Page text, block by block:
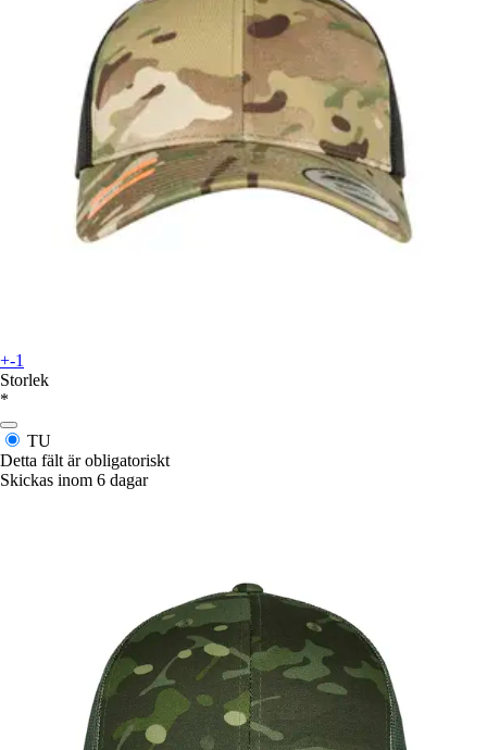
+-1
Storlek
*
TU
Detta fält är obligatoriskt
Skickas inom 6 dagar